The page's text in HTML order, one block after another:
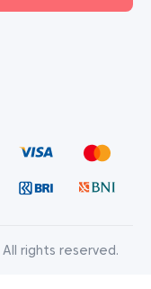
rights reserved.